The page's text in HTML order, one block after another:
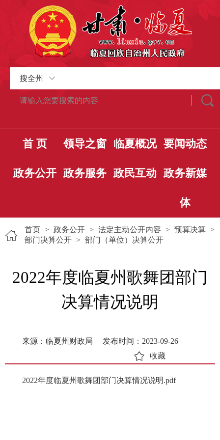
搜全州
首 页 领导之窗 临夏概况 要闻动态
政务公开 政务服务 政民互动 政务新媒
体
首页 > 政务公开 > 法定主动公开内容 > 预算决算 >
部门决算公开 > 部门（单位）决算公开
2022年度临夏州歌舞团部门
决算情况说明
来源：临夏州财政局
发布时间：2023-09-26
收藏
2022年度临夏州歌舞团部门决算情况说明.pdf